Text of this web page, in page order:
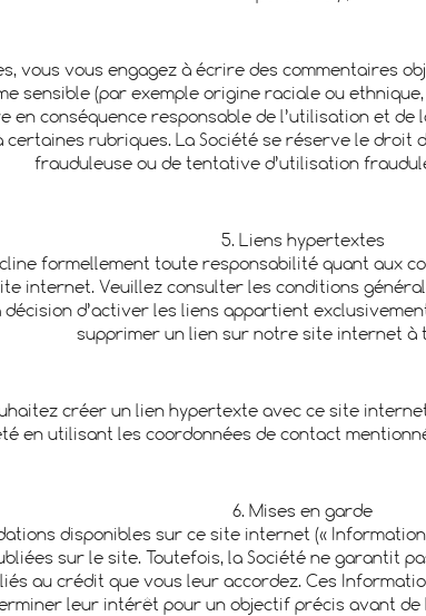
vous vous engagez à écrire des commentaires
sensible (par exemple origine raciale ou
conséquence responsable de l’utilisation et de
rubriques. La Société se réserve le droit
frauduleuse ou de tentative d’utilisation
5. Liens hypertextes
formellement toute responsabilité quant aux
internet. Veuillez consulter les conditions
d’activer les liens appartient
supprimer un lien sur notre site internet à
créer un lien hypertexte avec ce site
en utilisant les coordonnées de contact
6. Mises en garde
disponibles sur ce site internet («
sur le site. Toutefois, la Société ne garantit
au crédit que vous leur accordez. Ces
leur intérêt pour un objectif précis avant de